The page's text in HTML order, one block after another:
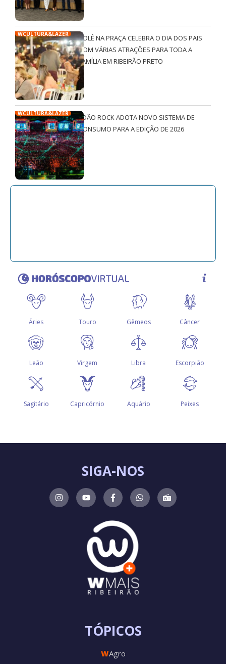
WCULTURA&LAZER
ROLÊ NA PRAÇA CELEBRA O DIA DOS PAIS
COM VÁRIAS ATRAÇÕES PARA TODA A
FAMÍLIA EM RIBEIRÃO PRETO
WCULTURA&LAZER
JOÃO ROCK ADOTA NOVO SISTEMA DE
CONSUMO PARA A EDIÇÃO DE 2026
TÓPICOS
WAgro
SIGA-NOS